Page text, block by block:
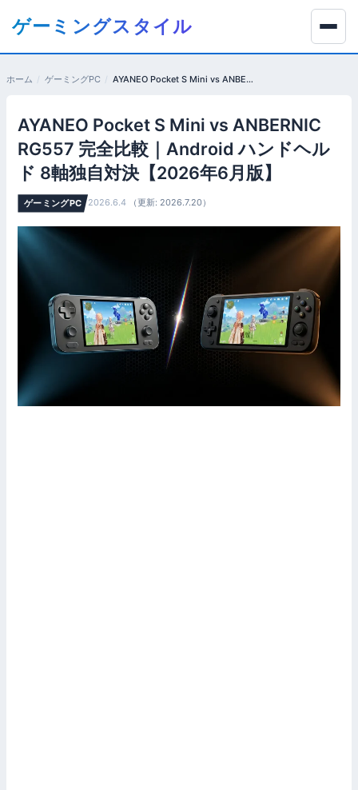
ツ
ゲーミングスタイル
ホーム ゲーミングPC AYANEO Pocket S Mini vs ANBERNIC RG557 完全比較｜Android ハンドヘルド 8軸独自対決【2026年6月版】
AYANEO Pocket S Mini vs ANBERNIC
RG557 完全比較｜Android ハンドヘル
ド 8軸独自対決【2026年6月版】
ゲーミングPC 2026.6.4 （更新: 2026.7.20）